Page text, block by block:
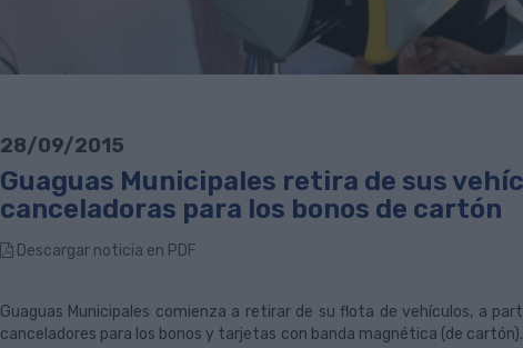
28/09/2015
Guaguas Municipales retira de sus
canceladoras para los bonos de cartón
Descargar noticia en PDF
Guaguas Municipales comienza a retirar de su flota de vehículos, a
canceladores para los bonos y tarjetas con banda magnética (de